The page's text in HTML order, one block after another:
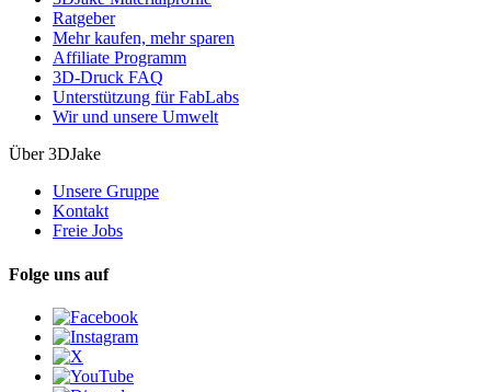
Ratgeber
Mehr kaufen, mehr sparen
Affiliate Programm
3D-Druck FAQ
Unterstützung für FabLabs
Wir und unsere Umwelt
Über 3DJake
Unsere Gruppe
Kontakt
Freie Jobs
Folge uns auf